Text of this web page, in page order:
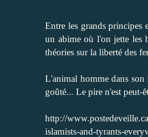
Entre les grands principes
un abime où l'on jette les
théories sur la liberté des
L'animal homme dans son
goûté... Le pire n'est peut-
http://
islamists-and-tyrants-